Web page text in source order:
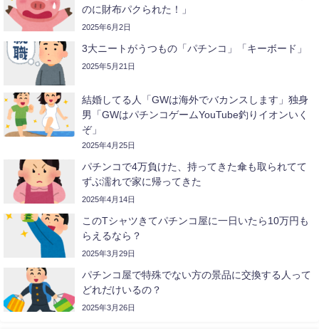
のに財布パクられた！」
2025年6月2日
3大ニートがうつもの「パチンコ」「キーボード」
2025年5月21日
結婚してる人「GWは海外でバカンスします」独身
男「GWはパチンコゲームYouTube釣りイオンいく
ぞ」
2025年4月25日
パチンコで4万負けた、持ってきた傘も取られてて
ずぶ濡れで家に帰ってきた
2025年4月14日
このTシャツきてパチンコ屋に一日いたら10万円も
らえるなら？
2025年3月29日
パチンコ屋で特殊でない方の景品に交換する人って
どれだけいるの？
2025年3月26日